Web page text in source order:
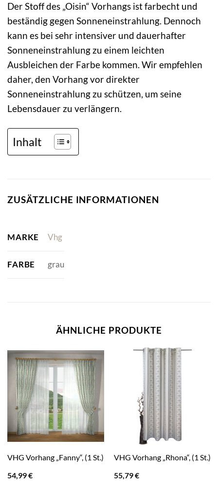
Der Stoff des „Oisin“ Vorhangs ist farbecht und
beständig gegen Sonneneinstrahlung. Dennoch
kann es bei sehr intensiver und dauerhafter
Sonneneinstrahlung zu einem leichten
Ausbleichen der Farbe kommen. Wir empfehlen
daher, den Vorhang vor direkter
Sonneneinstrahlung zu schützen, um seine
Lebensdauer zu verlängern.
Inhalt
ZUSÄTZLICHE INFORMATIONEN
MARKE Vhg
FARBE grau
ÄHNLICHE PRODUKTE
VHG Vorhang „Fanny“, (1 St.)
54,99€
VHG Vorhang „Rhona“, (1 St.)
55,79€